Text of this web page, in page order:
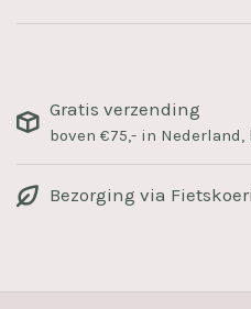
Gratis verzending
boven €75,- in
Bezorging via